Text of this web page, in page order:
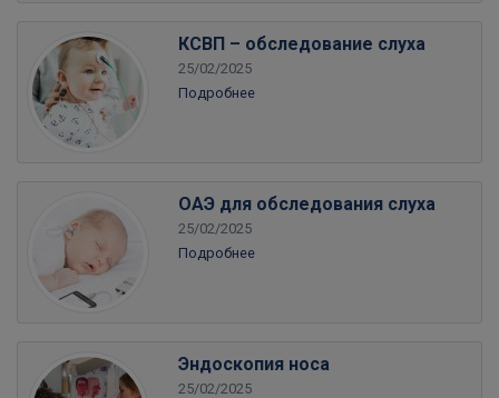
КСВП – обследование слуха
25/02/2025
Подробнее
ОАЭ для обследования слуха
25/02/2025
Подробнее
Эндоскопия носа
25/02/2025